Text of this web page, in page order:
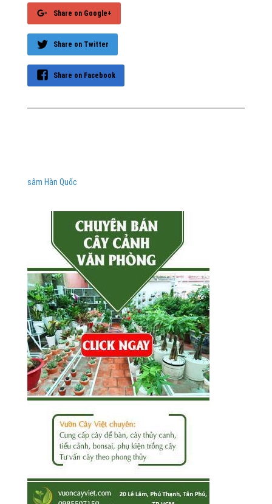
Share on Google+
Share on Twitter
Share on Facebook
sâm Hàn Quốc